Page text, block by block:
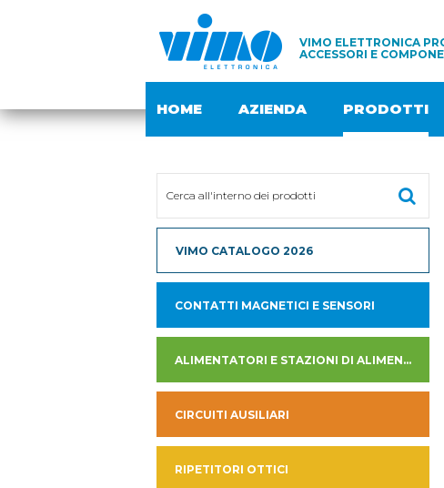
VIMO ELETTRONICA
ACCESSORI E
HOME AZIENDA PRODOTTI
VIMO CATALOGO 2026
CONTATTI MAGNETICI E SENSORI
ALIMENTATORI E STAZIONI DI ALIMENTAZIONE
CIRCUITI AUSILIARI
RIPETITORI OTTICI